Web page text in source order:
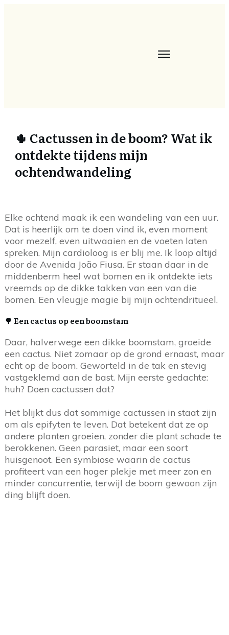
🌵 Cactussen in de boom? Wat ik
ontdekte tijdens mijn
ochtendwandeling
Elke ochtend maak ik een wandeling van een uur.
Dat is heerlijk om te doen vind ik, even moment
voor mezelf, even uitwaaien en de voeten laten
spreken. Mijn cardioloog is er blij me. Ik loop altijd
door de Avenida João Fiusa. Er staan daar in de
middenberm heel wat bomen en ik ontdekte iets
vreemds op de dikke takken van een van die
bomen. Een vleugje magie bij mijn ochtendritueel.
🌳 Een cactus op een boomstam
Daar, halverwege een dikke boomstam, groeide
een cactus. Niet zomaar op de grond ernaast, maar
echt op de boom. Geworteld in de tak en stevig
vastgeklemd aan de bast. Mijn eerste gedachte:
huh? Doen cactussen dat?
Het blijkt dus dat sommige cactussen in staat zijn
om als epifyten te leven. Dat betekent dat ze op
andere planten groeien, zonder die plant schade te
berokkenen. Geen parasiet, maar een soort
huisgenoot. Een symbiose waarin de cactus
profiteert van een hoger plekje met meer zon en
minder concurrentie, terwijl de boom gewoon zijn
ding blijft doen.